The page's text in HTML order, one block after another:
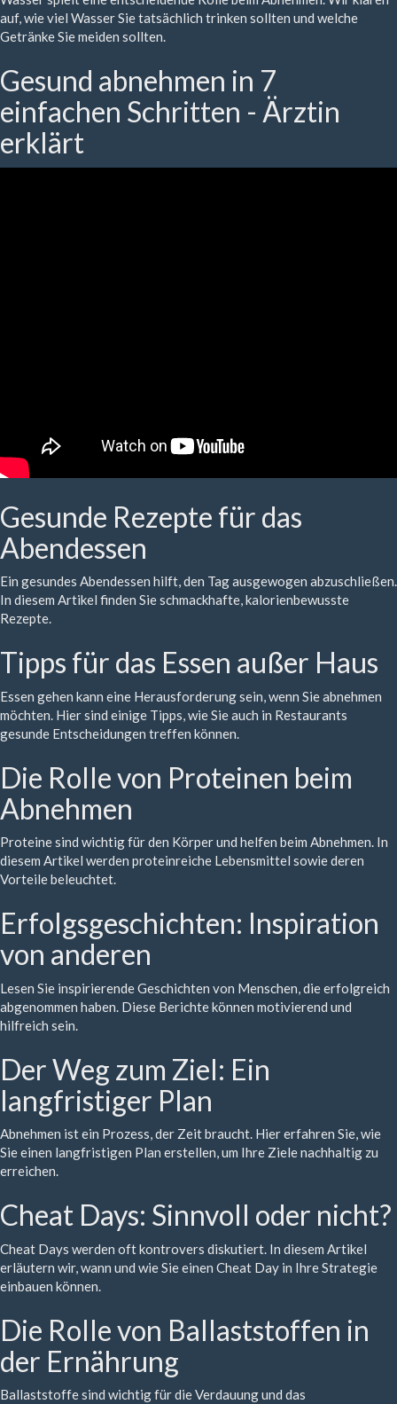
auf, wie viel Wasser Sie tatsächlich trinken sollten und welche
Getränke Sie meiden sollten.
Gesund abnehmen in 7
einfachen Schritten - Ärztin
erklärt
Gesunde Rezepte für das
Abendessen
Ein gesundes Abendessen hilft, den Tag ausgewogen abzuschließen.
In diesem Artikel finden Sie schmackhafte, kalorienbewusste
Rezepte.
Tipps für das Essen außer Haus
Essen gehen kann eine Herausforderung sein, wenn Sie abnehmen
möchten. Hier sind einige Tipps, wie Sie auch in Restaurants
gesunde Entscheidungen treffen können.
Die Rolle von Proteinen beim
Abnehmen
Proteine sind wichtig für den Körper und helfen beim Abnehmen. In
diesem Artikel werden proteinreiche Lebensmittel sowie deren
Vorteile beleuchtet.
Erfolgsgeschichten: Inspiration
von anderen
Lesen Sie inspirierende Geschichten von Menschen, die erfolgreich
abgenommen haben. Diese Berichte können motivierend und
hilfreich sein.
Der Weg zum Ziel: Ein
langfristiger Plan
Abnehmen ist ein Prozess, der Zeit braucht. Hier erfahren Sie, wie
Sie einen langfristigen Plan erstellen, um Ihre Ziele nachhaltig zu
erreichen.
Cheat Days: Sinnvoll oder nicht?
Cheat Days werden oft kontrovers diskutiert. In diesem Artikel
erläutern wir, wann und wie Sie einen Cheat Day in Ihre Strategie
einbauen können.
Die Rolle von Ballaststoffen in
der Ernährung
Ballaststoffe sind wichtig für die Verdauung und das